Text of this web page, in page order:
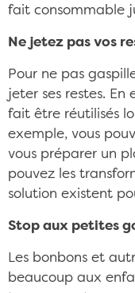
fait consommable
Ne jetez pas vos
Pour ne pas
jeter ses restes.
fait être réutilisés
exemple, vous
vous préparer un
pouvez les
solution existent
Stop aux petites
Les bonbons et
beaucoup aux